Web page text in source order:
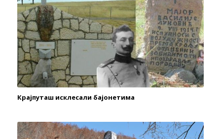
Крајпуташ исклесали бајонетима